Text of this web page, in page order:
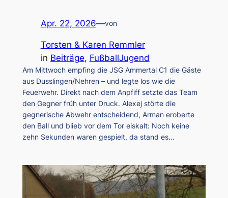
Apr. 22, 2026—von
Torsten & Karen Remmler
in Beiträge, FußballJugend
Am Mittwoch empfing die JSG Ammertal C1 die Gäste
aus Dusslingen/Nehren – und legte los wie die
Feuerwehr. Direkt nach dem Anpfiff setzte das Team
den Gegner früh unter Druck. Alexej störte die
gegnerische Abwehr entscheidend, Arman eroberte
den Ball und blieb vor dem Tor eiskalt: Noch keine
zehn Sekunden waren gespielt, da stand es…